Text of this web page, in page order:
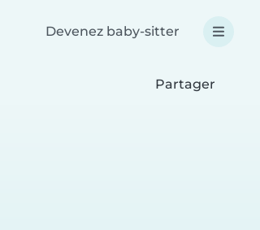
Devenez baby-sitter
Partager